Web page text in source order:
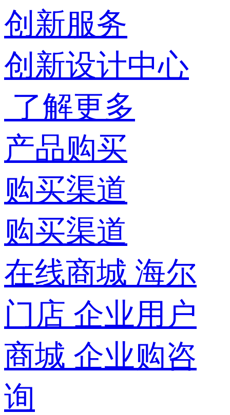
创新服务
创新设计中心
了解更多
产品购买
购买渠道
购买渠道
在线商城 海尔
门店 企业用户
商城 企业购咨
询